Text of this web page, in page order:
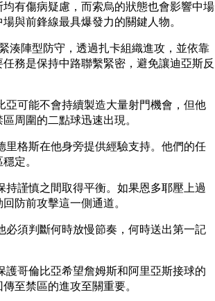
有傷病疑慮，而索烏的狀態也會影響中場
與前鋒線最具爆發力的關鍵人物。
湊陣型防守，透過扎卡組織進攻，並依靠
務是保持中路聯繫緊密，避免讓迪亞斯反
可能不會持續製造大量射門機會，但他
周圍的二點球迅速出現。
里格斯在他身旁提供經驗支持。他們的任
定。
謹慎之間取得平衡。如果恩多耶壓上過
防前攻擊這一側通道。
須判斷何時放慢節奏，何時送出第一記
護哥倫比亞希望詹姆斯和阿里亞斯接球的
至禁區的進攻至關重要。